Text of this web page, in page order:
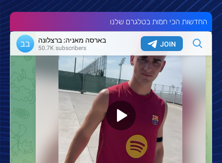
החדשות הכי חמות בטלגרם שלנו